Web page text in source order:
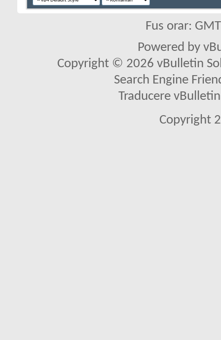
Fus orar:
Powered by
Copyright © 2026 vBulletin
Search Engine
Traducere
Copyright